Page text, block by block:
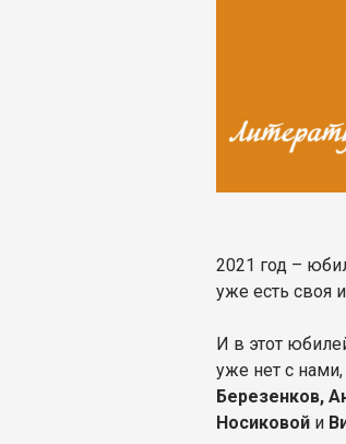
2021 год –
уже есть своя
И в этот
уже нет с
Березенков,
Носиковой и